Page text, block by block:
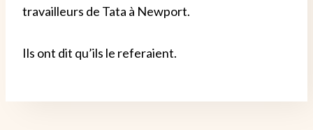
travailleurs de Tata à Newport.
Ils ont dit qu’ils le referaient.